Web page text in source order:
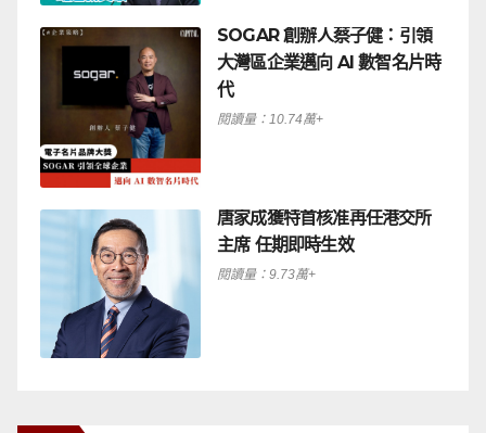
SOGAR 創辦人蔡子健：引領
大灣區企業邁向 AI 數智名片時
代
閱讀量：10.74萬+
唐家成獲特首核准再任港交所
主席 任期即時生效
閱讀量：9.73萬+